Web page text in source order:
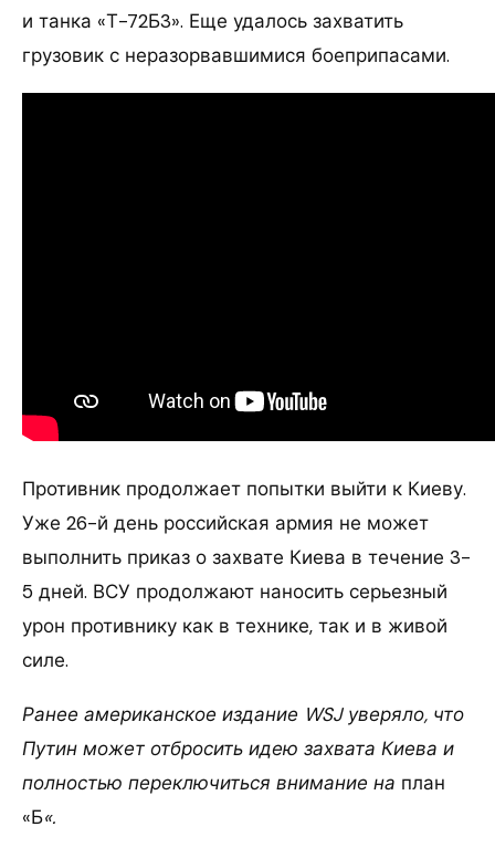
и танка «Т-72Б3». Еще удалось захватить
грузовик с неразорвавшимися боеприпасами.
Противник продолжает попытки выйти к Киеву.
Уже 26-й день российская армия не может
выполнить приказ о захвате Киева в течение 3-
5 дней. ВСУ продолжают наносить серьезный
урон противнику как в технике, так и в живой
силе.
Ранее американское издание WSJ уверяло, что
Путин может отбросить идею захвата Киева и
полностью переключиться внимание на план
«Б«.